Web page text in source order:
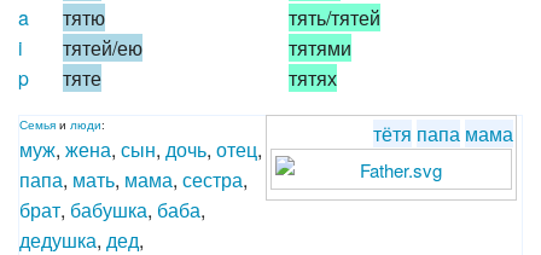
a
i
p
тятю
тятей/ею
тяте
тять/тятей
тятями
тятях
тётя папа мама
Семья и люди:
муж, жена, сын, дочь, отец,
папа, мать, мама, сестра,
брат, бабушка, баба,
дедушка, дед,